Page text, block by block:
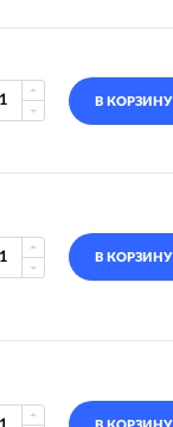
В КОРЗИНУ
В КОРЗИНУ